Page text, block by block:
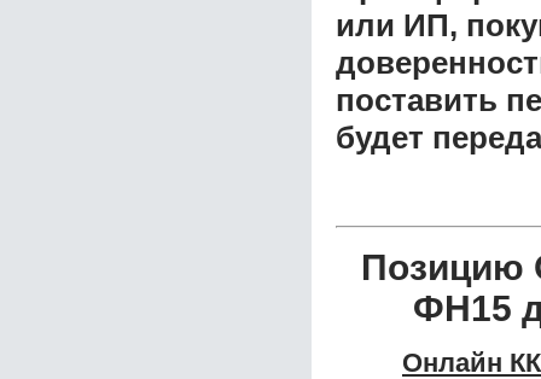
или ИП,
поставить
будет
Позицию
ФН15
Онлайн